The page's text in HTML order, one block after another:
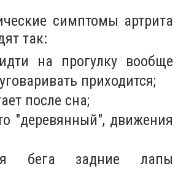
симптомы артрита
так:
на прогулку вообще
приходится;
после сна;
"деревянный", движения
бега задние лапы